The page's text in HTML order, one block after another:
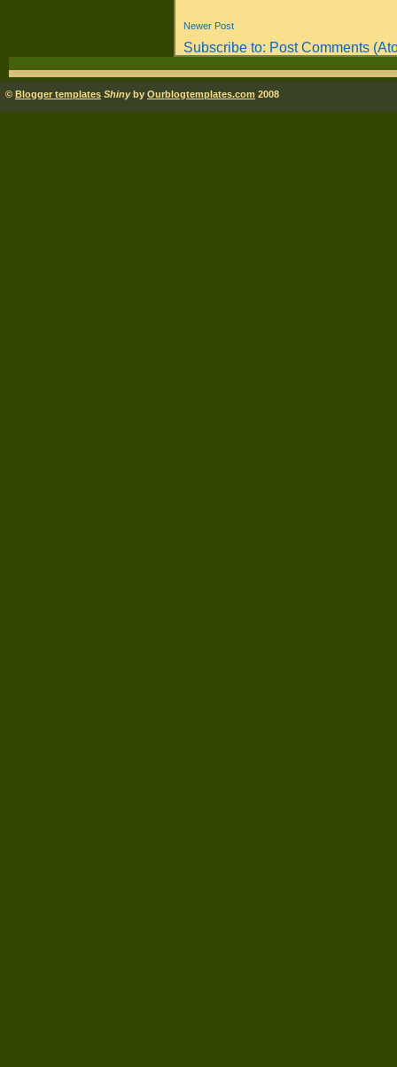
Newer Post
Subscribe to: Post Comments
© Blogger templates Shinyby Ourblogtemplates.com 2008